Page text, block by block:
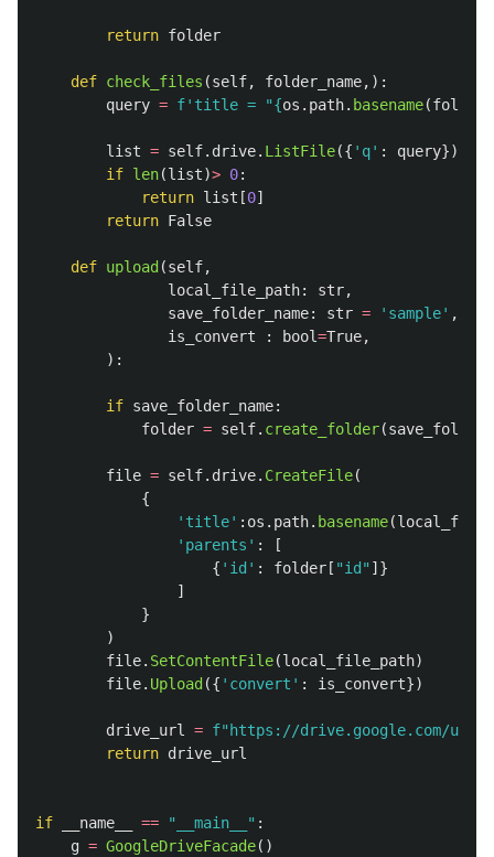
return folder
def check_files (self, folder_name,):
query = f' title = "{os . path. basename(
list = self. drive. ListFile({ ' q' : query}).
if len(list)> 0:
return list [0]
return False
def upload (self,
local_file_path: str,
save_folder_name: str = ' sample' ,
is_convert
: bool=True,
):
if save_folder_name:
folder = self. create_folder(
file = self. drive. CreateFile(
{
' title' : os . path. basename(
' parents ' :
[
{ ' id ' : folder [ "id " ]}
]
}
)
file. SetContentFile(local_file_path)
file. Upload ({ ' convert ' : is_convert})
drive_url = f" https://drive.google.com/
return drive_url
if __name__ == " __main__ " :
g = GoogleDriveFacade()